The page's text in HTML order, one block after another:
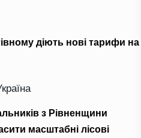
діють нові тарифи на
з Рівненщини
масштабні лісові